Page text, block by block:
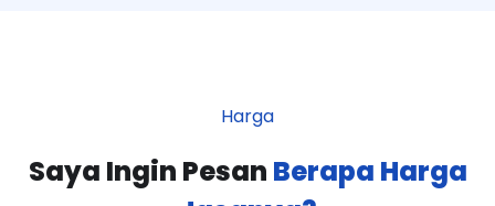
Harga
Saya Ingin Pesan Berapa Harga